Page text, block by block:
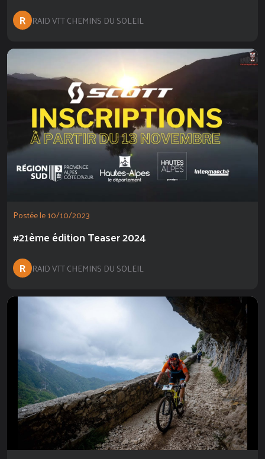
R RAID VTT CHEMINS DU SOLEIL
Postée le 10/10/2023
#21ème édition Teaser 2024
R RAID VTT CHEMINS DU SOLEIL